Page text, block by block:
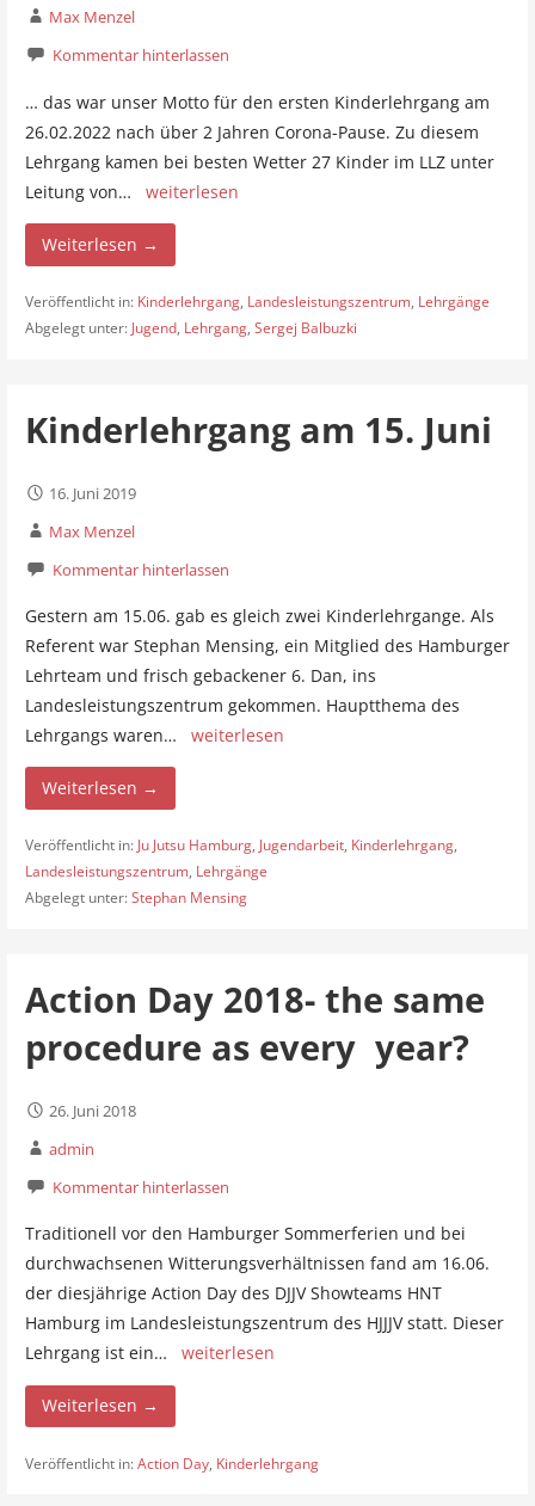
Max Menzel
Kommentar hinterlassen
… das war unser Motto für den ersten Kinderlehrgang am
26.02.2022 nach über 2 Jahren Corona-Pause. Zu diesem
Lehrgang kamen bei besten Wetter 27 Kinder im LLZ unter
Leitung von… weiterlesen
Weiterlesen →
Veröffentlicht in: Kinderlehrgang, Landesleistungszentrum, Lehrgänge
Abgelegt unter: Jugend, Lehrgang, Sergej Balbuzki
Kinderlehrgang am 15. Juni
16. Juni 2019
Max Menzel
Kommentar hinterlassen
Gestern am 15.06. gab es gleich zwei Kinderlehrgange. Als
Referent war Stephan Mensing, ein Mitglied des Hamburger
Lehrteam und frisch gebackener 6. Dan, ins
Landesleistungszentrum gekommen. Hauptthema des
Lehrgangs waren… weiterlesen
Weiterlesen →
Veröffentlicht in: Ju Jutsu Hamburg, Jugendarbeit, Kinderlehrgang,
Landesleistungszentrum, Lehrgänge
Abgelegt unter:Stephan Mensing
Action Day 2018- the same
procedure as every year?
26. Juni 2018
admin
Kommentar hinterlassen
Traditionell vor den Hamburger Sommerferien und bei
durchwachsenen Witterungsverhältnissen fand am 16.06.
der diesjährige Action Day des DJJV Showteams HNT
Hamburg im Landesleistungszentrum des HJJJV statt. Dieser
Lehrgang ist ein… weiterlesen
Weiterlesen →
Veröffentlicht in:Action Day, Kinderlehrgang